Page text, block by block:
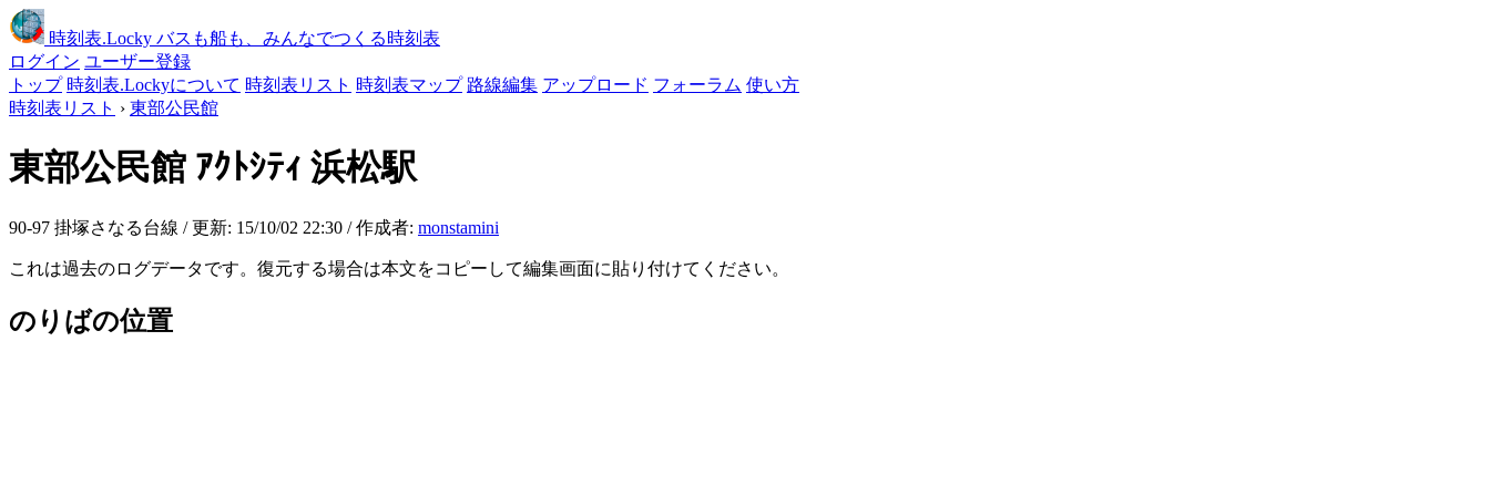
時刻表.Locky バスも船も、みんなでつくる時刻表
ログイン ユーザー登録
トップ 時刻表.Lockyについて 時刻表リスト 時刻表マップ 路線編集 アップロード フォーラム 使い方
時刻表リスト › 東部公民館
東部公民館 ｱｸﾄｼﾃｨ 浜松駅
90-97 掛塚さなる台線 / 更新: 15/10/02 22:30 / 作成者: monstamini
これは過去のログデータです。復元する場合は本文をコピーして編集画面に貼り付けてください。
のりばの位置